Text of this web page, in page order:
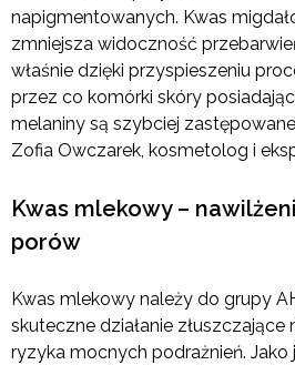
napigmentowanych. Kwas
zmniejsza widoczność
właśnie dzięki przyspieszeniu
przez co komórki skóry
melaniny są szybciej
Zofia Owczarek, kosmetolog i
Kwas mlekowy –
porów
Kwas mlekowy należy do grupy
skuteczne działanie złuszczające
ryzyka mocnych podrażnień. Jako